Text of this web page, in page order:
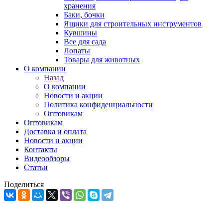
хранения
Баки, бочки
Ящики для строительных инструментов
Кувшины
Все для сада
Лопаты
Товары для животных
О компании
Назад
О компании
Новости и акции
Политика конфиденциальности
Оптовикам
Оптовикам
Доставка и оплата
Новости и акции
Контакты
Видеообзоры
Статьи
Поделиться